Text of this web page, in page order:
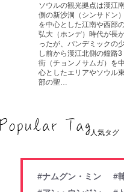
ソウルの観光拠点は漢江
側の新沙洞（シンサドン）
を中心とした江南や西部
弘大（ホンデ）時代が長
ったが、パンデミックの
し前から漢江北側の鐘路3
街（チョンノサムガ）を中
心としたエリアやソウル東
部の聖…
人気タグ
#ナムグン・ミン
#